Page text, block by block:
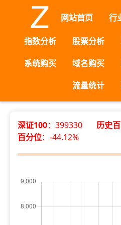
网站首页 行
指数分析 股票分析
系统购买
域名购买
流量统计
深证100：399330 历史
百分位：-44.12%